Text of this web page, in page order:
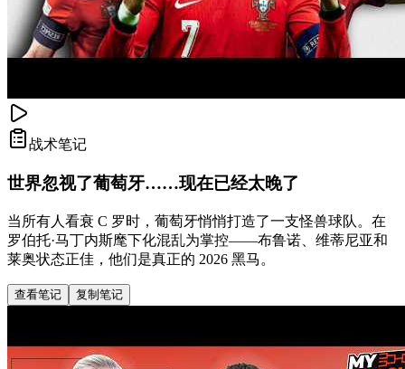
战术笔记
世界忽视了葡萄牙……现在已经太晚了
当所有人看衰 C 罗时，葡萄牙悄悄打造了一支怪兽球队。在
罗伯托·马丁内斯麾下化混乱为掌控——布鲁诺、维蒂尼亚和
莱奥状态正佳，他们是真正的 2026 黑马。
查看笔记 复制笔记